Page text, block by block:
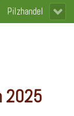
Pilzhandel
2025